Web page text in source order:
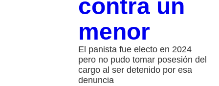
contra un
menor
El panista fue electo en 2024
pero no pudo tomar posesión del
cargo al ser detenido por esa
denuncia